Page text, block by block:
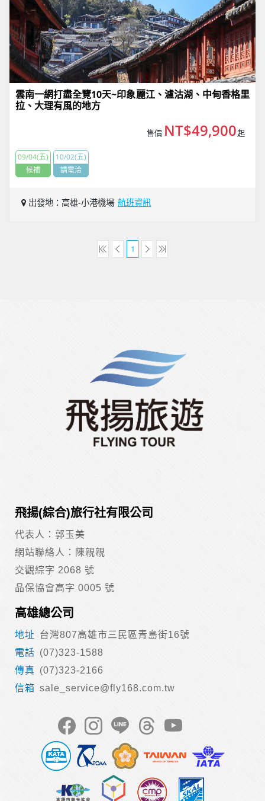
雲南一網打盡全覽10天~印象麗江、瀘沽湖、中甸香格里
拉、大理有風的地方
售價 NT$49,900起
09/04(五)
候補
10/02(五)
請電洽
出發地：高雄-小港機場 航班資訊
1
飛揚(綜合)旅行社有限公司
代表人：郭玉美
網站聯絡人：陳親親
交觀綜字 2068 號
品保協會高字 0005 號
高雄總公司
台灣807高雄市三民區青島街16號
(07)323-1588
(07)323-2166
sale_service@fly168.com.tw